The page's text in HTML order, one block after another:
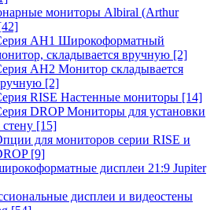
мониторы Albiral (Arthur
AH1 Широкоформатный
складывается вручную [2]
AH2 Монитор складывается
[2]
RISE Настенные мониторы [14]
DROP Мониторы для установки
стену [15]
для мониторов серии RISE и
[9]
дисплеи 21:9 Jupiter
дисплеи и видеостены